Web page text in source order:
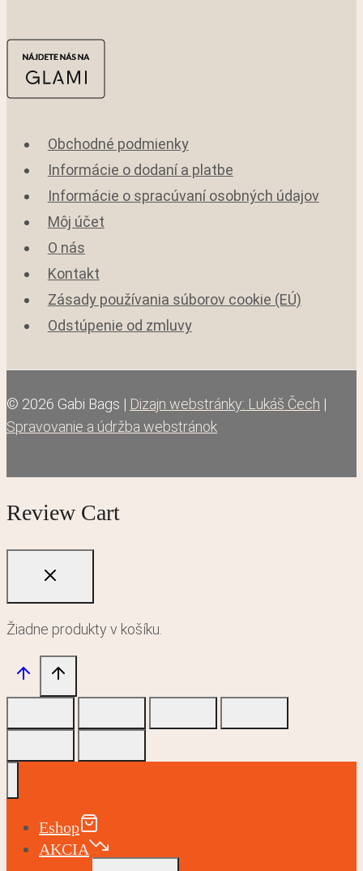
Obchodné podmienky
Informácie o dodaní a platbe
Informácie o spracúvaní osobných údajov
Môj účet
O nás
Kontakt
Zásady používania súborov cookie (EÚ)
Odstúpenie od zmluvy
© 2026 Gabi Bags | Dizajn webstránky: Lukáš Čech |
Spravovanie a údržba webstránok
Review Cart
Žiadne produkty v košíku.
Eshop
AKCIA